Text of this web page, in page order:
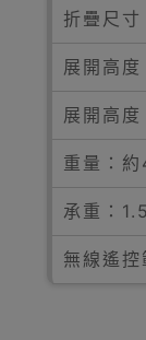
折疊尺
展開高
展開高
重量：
承重：
無線遙